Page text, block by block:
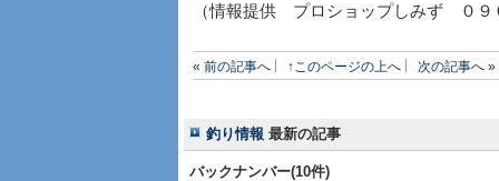
（情報提供 プロショップしみず ０
« 前の記事へ ↑このページの上へ 次の記事へ »
釣り情報 最新の記事
バックナンバー(10件)